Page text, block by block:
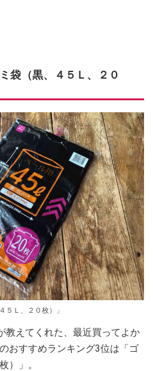
袋（黒、４５Ｌ、２０
５Ｌ、２０枚）」
教えてくれた、最近買ってよか
おすすめランキング3位は「ゴ
）」。